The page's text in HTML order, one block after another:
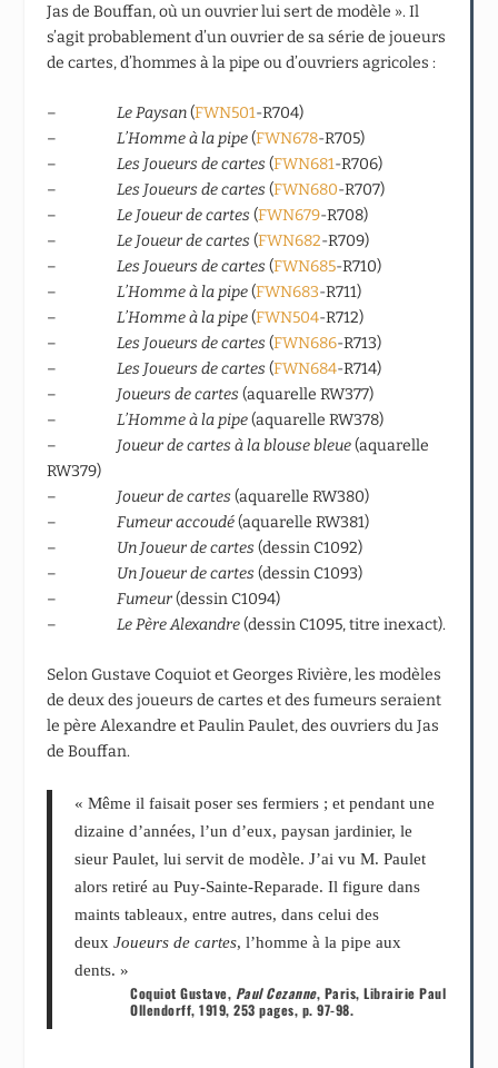
Jas de Bouffan, où un ouvrier lui sert de modèle ». Il
s’agit probablement d’un ouvrier de sa série de joueurs
de cartes, d’hommes à la pipe ou d’ouvriers agricoles :
–Le Paysan(FWN501-R704)
–L’Homme à la pipe(FWN678-R705)
–Les Joueurs de cartes(FWN681-R706)
–Les Joueurs de cartes(FWN680-R707)
–Le Joueur de cartes(FWN679-R708)
–Le Joueur de cartes(FWN682-R709)
–Les Joueurs de cartes(FWN685-R710)
–L’Homme à la pipe(FWN683-R711)
–L’Homme à la pipe(FWN504-R712)
–Les Joueurs de cartes(FWN686-R713)
–Les Joueurs de cartes(FWN684-R714)
– Joueurs de cartes(aquarelle RW377)
–L’Homme à la pipe(aquarelle RW378)
– Joueur de cartes à la blouse bleue(aquarelle
RW379)
– Joueur de cartes(aquarelle RW380)
–Fumeur accoudé(aquarelle RW381)
– Un Joueur de cartes(dessin C1092)
– Un Joueur de cartes(dessin C1093)
–Fumeur(dessin C1094)
–Le Père Alexandre(dessin C1095, titre inexact).
Selon Gustave Coquiot et Georges Rivière, les modèles
de deux des joueurs de cartes et des fumeurs seraient
le père Alexandre et Paulin Paulet, des ouvriers du Jas
de Bouffan.
« Même il faisait poser ses fermiers ; et pendant une
dizaine d’années, l’un d’eux, paysan jardinier, le
sieur Paulet, lui servit de modèle. J’ai vu M. Paulet
alors retiré au Puy-Sainte-Reparade. Il figure dans
maints tableaux, entre autres, dans celui des
deuxJoueurs de cartes, l’homme à la pipe aux
dents. »
Coquiot Gustave, Paul Cezanne, Paris, Librairie Paul
Ollendorff, 1919, 253 pages, p. 97-98.